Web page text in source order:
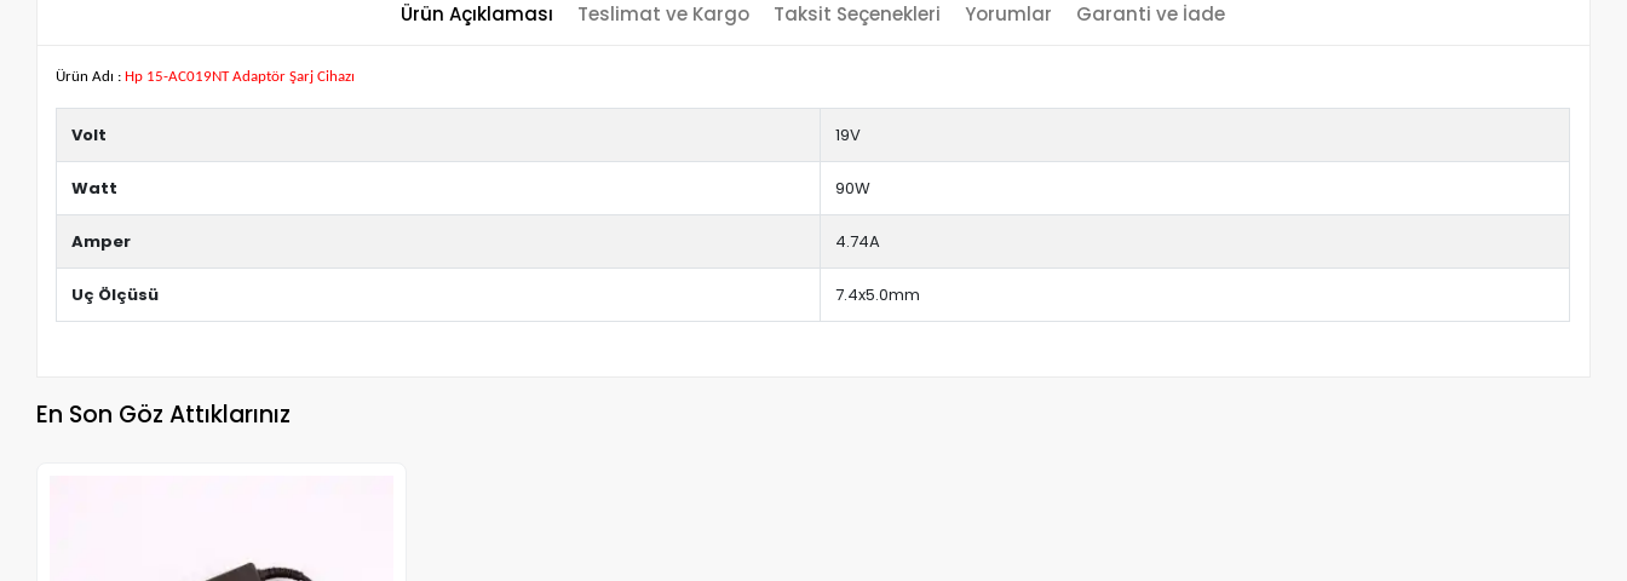
Ürün Açıklaması Teslimat ve Kargo Taksit Seçenekleri Yorumlar Garanti ve İade
Ürün Adı : Hp 15-AC019NT Adaptör Şarj Cihazı
Volt 19V
Watt 90W
Amper 4.74A
Uç Ölçüsü 7.4x5.0mm
En Son Göz Attıklarınız